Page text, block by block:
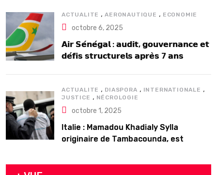
ACTUALITE ,AERONAUTIQUE , ECONOMIE
octobre 6, 2025
𝗔𝗶𝗿 𝗦𝗲́𝗻𝗲́𝗴𝗮𝗹 : 𝗮𝘂𝗱𝗶𝘁, 𝗴𝗼𝘂𝘃𝗲𝗿𝗻𝗮𝗻𝗰𝗲 𝗲𝘁
𝗱𝗲́𝗳𝗶𝘀 𝘀𝘁𝗿𝘂𝗰𝘁𝘂𝗿𝗲𝗹𝘀 𝗮𝗽𝗿𝗲̀𝘀 7 𝗮𝗻𝘀
ACTUALITE , DIASPORA , INTERNATIONALE ,
JUSTICE , NÉCROLOGIE
octobre 1, 2025
Italie : Mamadou Khadialy Sylla
originaire de Tambacounda, est
arrestation